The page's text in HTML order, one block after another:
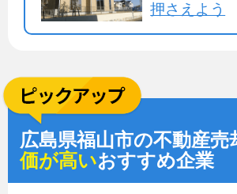
押さえよう
広島県福山市の不動産売
価が高いおすすめ企業